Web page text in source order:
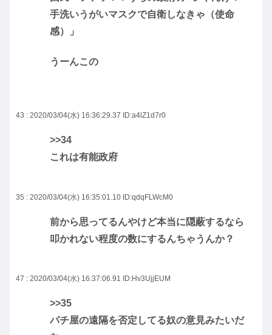
手洗いうがいマスクで自衛しなきゃ（使命
感）」
うーんこの
43 : 2020/03/04(水) 16:36:29.37 ID:a4lZ1d7r0
>>34
これは有能政府
35 : 2020/03/04(水) 16:35:01.10 ID:qdqFLWcM0
前から思ってるんやけど本当に隠蔽するなら
叩かれない程度の数にするんちゃうんか？
47 : 2020/03/04(水) 16:37:06.91 ID:Hv3UjjEUM
>>35
パチ屋の遠隔を否定してる奴の意見みたいだ